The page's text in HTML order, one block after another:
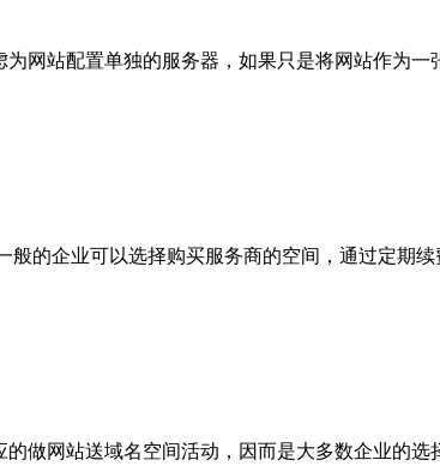
网站配置单独的服务器，如果只是将网站作为
的企业可以选择购买服务商的空间，通过定期
做网站送域名空间活动，因而是大多数企业的